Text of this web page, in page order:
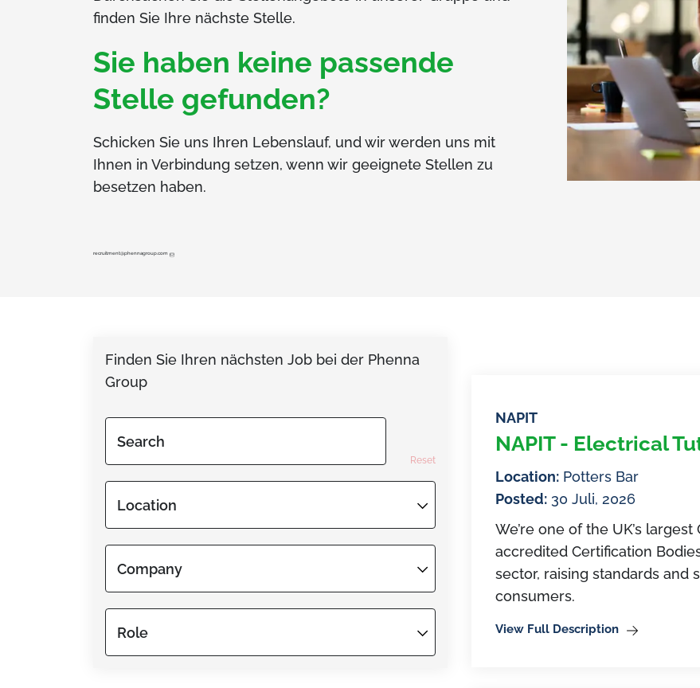
finden Sie Ihre nächste Stelle.
Sie haben keine passende
Stelle gefunden?
Schicken Sie uns Ihren Lebenslauf, und wir werden uns mit
Ihnen in Verbindung setzen, wenn wir geeignete Stellen zu
besetzen haben.
recruitment@phennagroup.com
Finden Sie Ihren nächsten Job bei der Phenna
Group
Search
Reset
Location
Company
Role
NAPIT
NAPIT - Electrical
Location: Potters Bar
Posted: 30 Juli, 2026
We’re one of the UK’s
accredited Certification
sector, raising standards and
consumers.
View Full Description